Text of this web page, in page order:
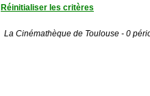
Réinitialiser les critères
La Cinémathèque de Toulouse - 0